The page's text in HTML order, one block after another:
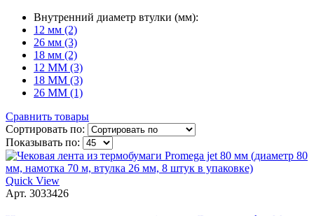
Внутренний диаметр втулки (мм):
12 мм (2)
26 мм (3)
18 мм (2)
12 ММ (3)
18 ММ (3)
26 ММ (1)
Сравнить товары
Сортировать по:
Показывать по:
Quick View
Арт. 3033426